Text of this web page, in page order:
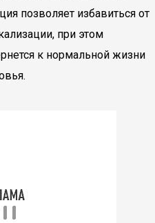
позволяет избавиться от
при этом
к нормальной жизни